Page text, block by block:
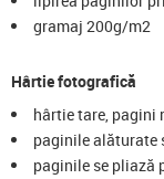
gramaj 200g/m2
Hârtie fotografică
hârtie tare, pagini
paginile alăturate
paginile se pliază